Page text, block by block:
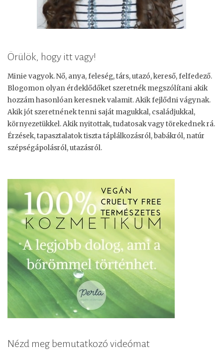
Örülök, hogy itt vagy!
Minie vagyok. Nő, anya, feleség, társ, utazó, kereső, felfedező.
Blogomon olyan érdeklődőket szeretnék megszólítani akik
hozzám hasonlóan keresnek valamit. Akik fejlődni vágynak.
Akik jót szeretnének tenni saját magukkal, családjukkal,
környezetükkel. Akik nyitottak, tudatosak vagy törekednek rá.
Érzések, tapasztalatok tiszta táplálkozásról, babákról, natúr
szépségápolásról, utazásról.
Nézd meg bemutatkozó videómat